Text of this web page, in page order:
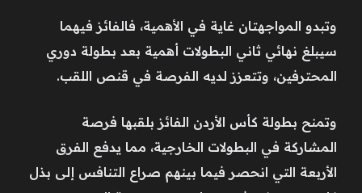
وتبدو المواجهتان غاية في الأهمية، فالفائز فيهما
سيبلغ نهائي ثاني البطولات أهمية بعد بطولة دوري
المحترفين، وتتعزز لديه الفرصة في قنص اللقب.
وتمنح بطولة كأس الأردن الفائز بلقبها فرصة
المشاركة في البطولات الخارجية، مما يدفع الفرق
الأربعة التي انحصر فيما بينهم صراع التنافس إلى بذل